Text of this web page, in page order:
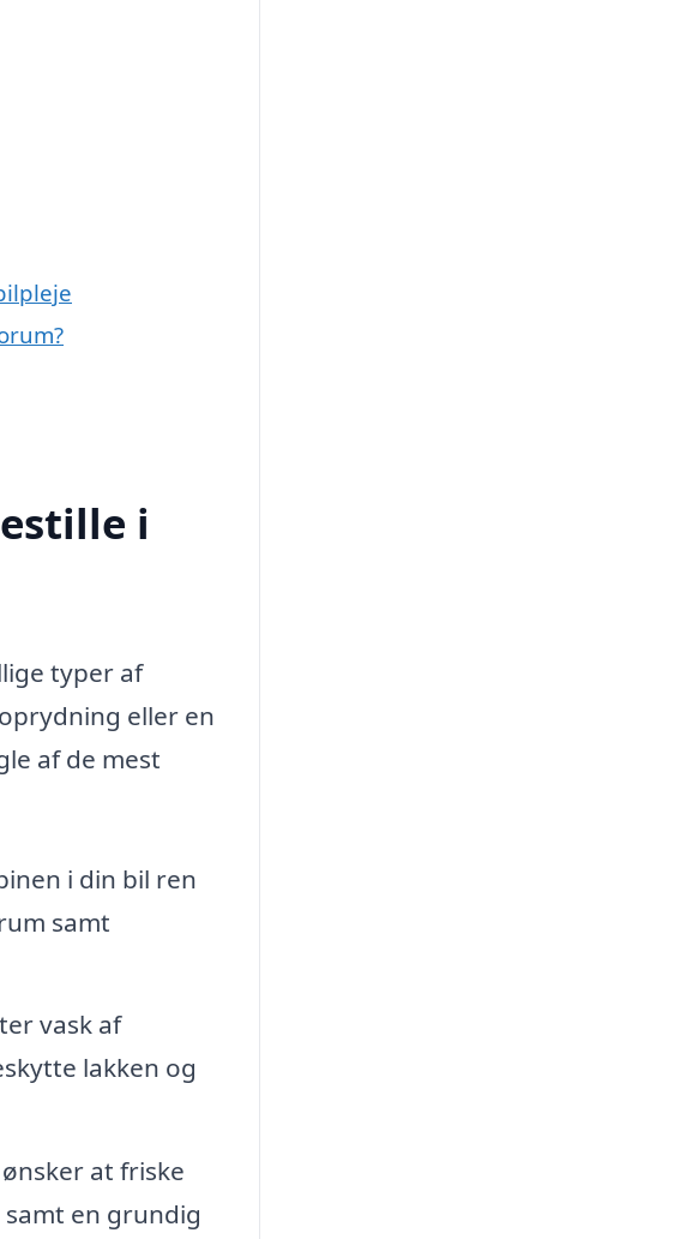
i
typer af
eller en
af de mest
i din bil ren
samt
vask af
lakken og
at friske
en grundig